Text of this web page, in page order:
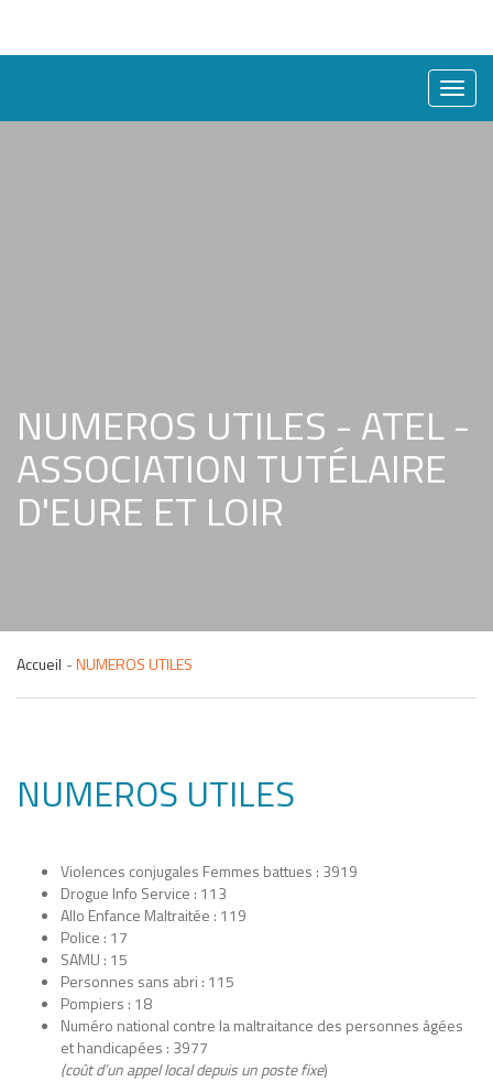
la
NUMEROS UTILES - ATEL -
ASSOCIATION TUTÉLAIRE
D'EURE ET LOIR
Accueil NUMEROS UTILES
NUMEROS UTILES
Violences conjugales Femmes battues : 3919
Drogue Info Service : 113
Allo Enfance Maltraitée : 119
Police : 17
SAMU : 15
Personnes sans abri : 115
Pompiers : 18
Numéro national contre la maltraitance des personnes âgées
et handicapées : 3977
(coût d’un appel local depuis un poste fixe)